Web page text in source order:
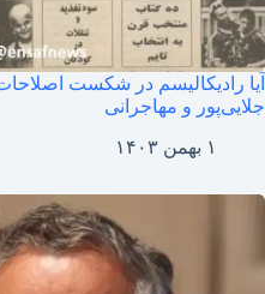
آیا رادیکالیسم در شکست
جلایی‌پور و مهاجرانی
۱ بهمن ۱۴۰۳